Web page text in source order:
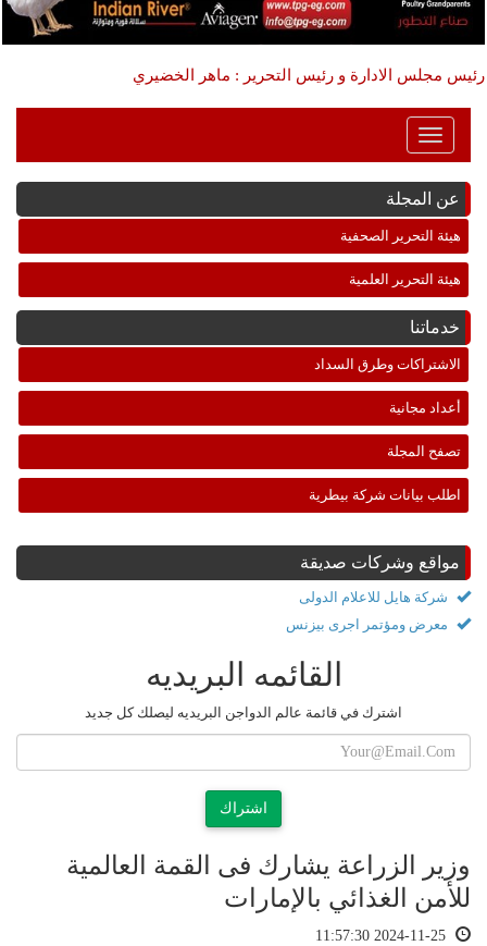
رئيس مجلس الادارة و رئيس التحرير : ماهر الخضيري
Toggle
Navigation
عن المجلة
هيئة التحرير الصحفية
هيئة التحرير العلمية
خدماتنا
الاشتراكات وطرق السداد
أعداد مجانية
تصفح المجلة
اطلب بيانات شركة بيطرية
مواقع وشركات صديقة
شركة هايل للاعلام الدولى
معرض ومؤتمر اجرى بيزنس
القائمه البريديه
اشترك في قائمة عالم الدواجن البريديه ليصلك كل جديد
اشتراك
وزير الزراعة يشارك فى القمة العالمية
للأمن الغذائي بالإمارات